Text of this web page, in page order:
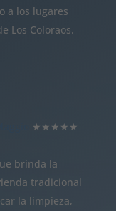
a los lugares
Los Coloraos.
★★★★★
brinda la
tradicional
la limpieza,